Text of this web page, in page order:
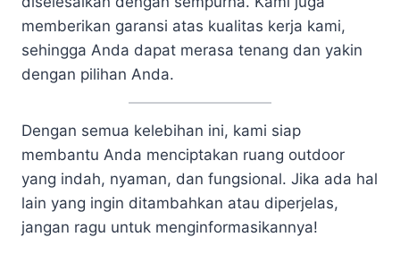
memberikan garansi atas kualitas kerja kami,
sehingga Anda dapat merasa tenang dan yakin
dengan pilihan Anda.
Dengan semua kelebihan ini, kami siap
membantu Anda menciptakan ruang outdoor
yang indah, nyaman, dan fungsional. Jika ada hal
lain yang ingin ditambahkan atau diperjelas,
jangan ragu untuk menginformasikannya!